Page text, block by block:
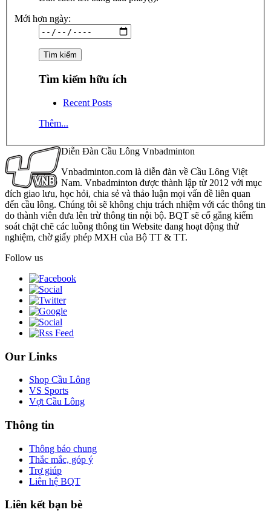
Mới hơn ngày:
Tìm kiếm hữu ích
Recent Posts
Thêm...
Diễn Đàn Cầu Lông Vnbadminton
Vnbadminton.com là diễn đàn về Cầu Lông Việt
Nam. Vnbadminton được thành lập từ 2012 với mục
đích giao lưu, học hỏi, chia sẻ và thảo luận mọi vấn đề liên quan
đến cầu lông. Chúng tôi sẽ không chịu trách nhiệm với các thông tin
do thành viên đưa lên trừ thông tin nội bộ. BQT sẽ cố gắng kiểm
soát chặt chẽ các luồng thông tin Website đang hoạt động thử
nghiệm, chờ giấy phép MXH của Bộ TT & TT.
Follow us
Our Links
Shop Cầu Lông
VS Sports
Vợt Cầu Lông
Thông tin
Thông báo chung
Thắc mắc, góp ý
Trợ giúp
Liên hệ BQT
Liên kết bạn bè